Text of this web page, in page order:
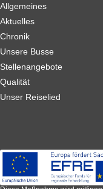
Allgemeines
Aktuelles
Chronik
Unsere Busse
Stellenangebote
Qualität
Unser Reiselied